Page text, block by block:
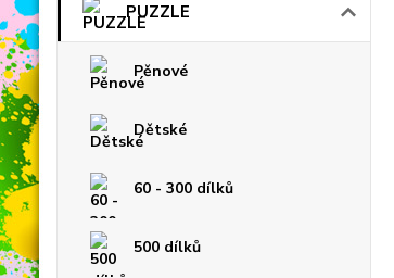
PUZZLE
Pěnové
Dětské
60 - 300 dílků
500 dílků